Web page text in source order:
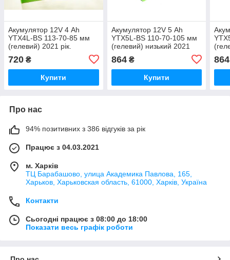
Акумулятор 12V 4 Аһ
YTX4L-BS 113-70-85 мм
(гелевий) 2021 рік.
720 ₴
Купити
Акумулятор 12V 5 Аһ
YTX5L-BS 110-70-105 мм
(гелевий) низький 2021
864₴
Купити
864
Про нас
94% позитивних з 386 відгуків за рік
Працює з 04.03.2021
м. Харків
ТЦ Барабашово, улица Академика Павлова, 165,
Харьков, Харьковская область, 61000, Харків, Україна
Контакти
Сьогодні працює з 08:00 до 18:00
Показати весь графік роботи